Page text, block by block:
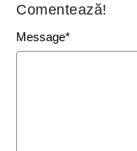
Comentează!
Message*